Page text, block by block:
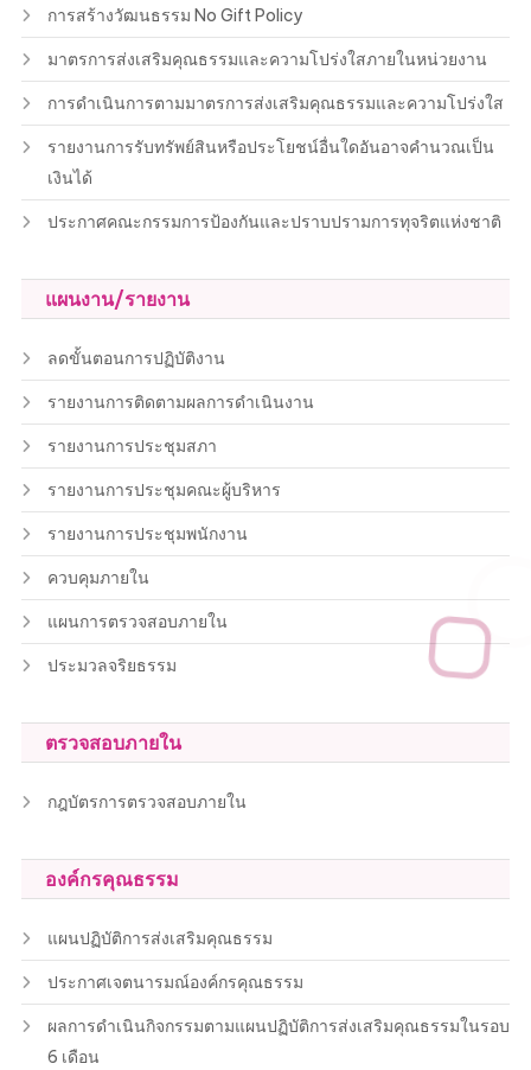
การสร้างวัฒนธรรม No Gift Policy
มาตรการส่งเสริมคุณธรรมและความโปร่งใสภายในหน่วยงาน
การดำเนินการตามมาตรการส่งเสริมคุณธรรมและความโปร่งใส
รายงานการรับทรัพย์สินหรือประโยชน์อื่นใดอันอาจคำนวณเป็น
เงินได้
ประกาศคณะกรรมการป้องกันและปราบปรามการทุจริตแห่งชาติ
แผนงาน/รายงาน
ลดขั้นตอนการปฏิบัติงาน
รายงานการติดตามผลการดำเนินงาน
รายงานการประชุมสภา
รายงานการประชุมคณะผู้บริหาร
รายงานการประชุมพนักงาน
ควบคุมภายใน
แผนการตรวจสอบภายใน
ประมวลจริยธรรม
ตรวจสอบภายใน
กฎบัตรการตรวจสอบภายใน
องค์กรคุณธรรม
แผนปฏิบัติการส่งเสริมคุณธรรม
ประกาศเจตนารมณ์องค์กรคุณธรรม
ผลการดำเนินกิจกรรมตามแผนปฏิบัติการส่งเสริมคุณธรรมในรอบ
6 เดือน